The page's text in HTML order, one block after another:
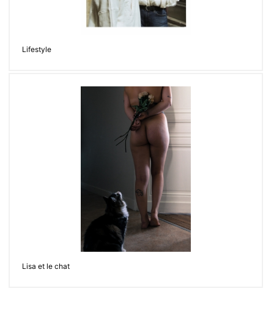
Lifestyle
Lisa et le chat